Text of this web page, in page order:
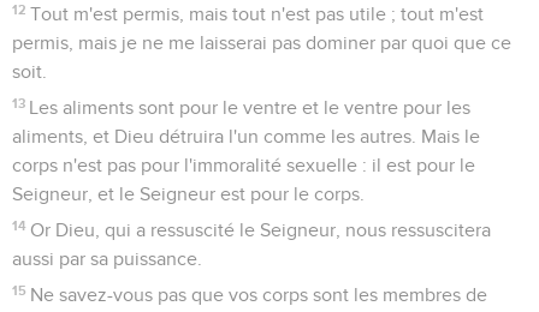
12 Tout m'est permis, mais tout n'est pas utile ; tout m'est
permis, mais je ne me laisserai pas dominer par quoi que ce
soit.
13 Les aliments sont pour le ventre et le ventre pour les
aliments, et Dieu détruira l'un comme les autres. Mais le
corps n'est pas pour l'immoralité sexuelle : il est pour le
Seigneur, et le Seigneur est pour le corps.
14 Or Dieu, qui a ressuscité le Seigneur, nous ressuscitera
aussi par sa puissance.
15 Ne savez-vous pas que vos corps sont les membres de